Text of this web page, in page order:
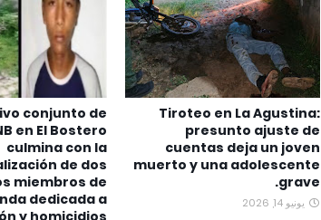
Tiroteo en La Agustina:
presunto ajuste de
cuentas deja un joven
muerto y una adolescente
grave.
يونيو 14, 2026
conjunto de
en El Bostero
culmina con la
de dos
miembros de
dedicada a
y homicidios